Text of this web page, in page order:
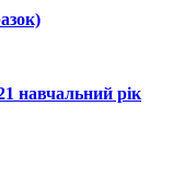
навчальний рік